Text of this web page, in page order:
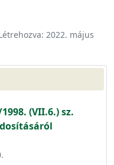
2022. május
(VII.6.) sz.